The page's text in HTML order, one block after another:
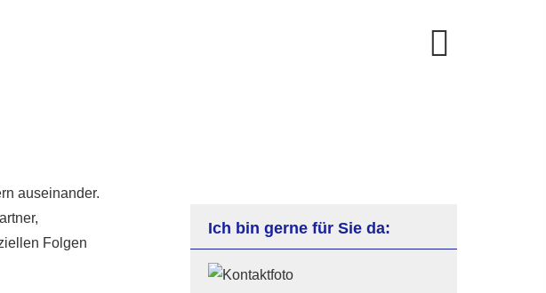
Ich bin gerne für Sie da:
auseinander.
Folgen